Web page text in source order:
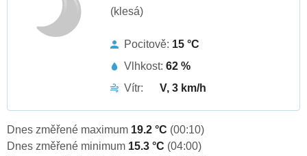
(klesá)
Pocitově: 15 °C
Vlhkost: 62 %
Vítr:
V, 3 km/h
Dnes změřené maximum 19.2 °C (00:10)
Dnes změřené minimum 15.3 °C (04:00)